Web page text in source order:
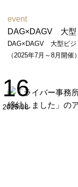
event
DAG×DAGV 大型ビジ
（2025年7月～8月開催）
16
2025.08